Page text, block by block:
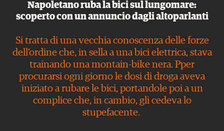
Napoletano ruba la bici sul lungomare:
scoperto con un annuncio dagli altoparlanti
Si tratta di una vecchia conoscenza delle forze
dell’ordine che, in sella a una bici elettrica, stava
trainando una montain-bike nera. Pper
procurarsi ogni giorno le dosi di droga aveva
iniziato a rubare le bici, portandole poi a un
complice che, in cambio, gli cedeva lo
stupefacente.